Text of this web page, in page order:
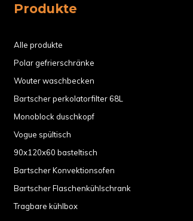
Produkte
Alle produkte
Polar gefrierschränke
Wouter waschbecken
Bartscher perkolatorfilter 68L
Monoblock duschkopf
Vogue spültisch
90x120x60 basteltisch
Bartscher Konvektionsofen
Bartscher Flaschenkühlschrank
Tragbare kühlbox